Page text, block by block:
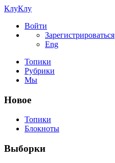
КлуКлу
Войти
Зарегистрироваться
Eng
Топики
Рубрики
Мы
Новое
Топики
Блокноты
Выборки